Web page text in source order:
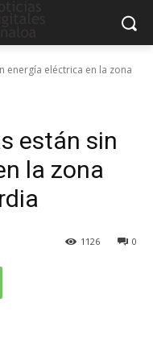
energía eléctrica en la zona
están sin
la zona
0
1126